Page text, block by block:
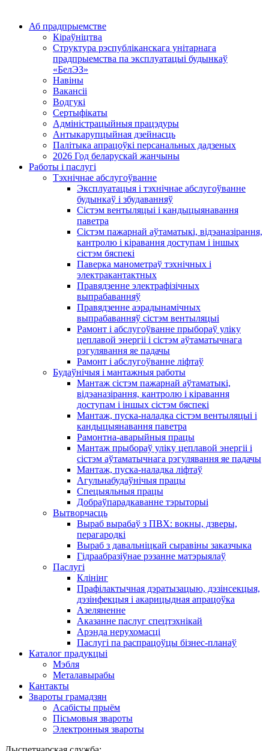
Аб прадпрыемстве
Кіраўніцтва
Структура рэспубліканскага унітарнага
прадпрыемства па эксплуатацыі будынкаў
«БелЭЗ»
Навіны
Вакансіі
Водгукі
Сертыфікаты
Адміністрацыйныя працэдуры
Антыкарупцыйная дзейнасць
Палітыка апрацоўкі персанальных дадзеных
2026 Год беларускай жанчыны
Работы і паслугі
Тэхнічнае абслугоўванне
Эксплуатацыя і тэхнічнае абслугоўванне
будынкаў і збудаванняў
Сістэм вентыляцыі і кандыцыянавання
паветра
Сістэм пажарнай аўтаматыкі, відэаназірання,
кантролю і кіравання доступам і іншых
сістэм бяспекі
Паверка манометраў тэхнічных і
электракантактных
Правядзенне электрафізічных
выпрабаванняў
Правядзенне аэрадынамічных
выпрабаванняў сістэм вентыляцыі
Рамонт і абслугоўванне прыбораў уліку
цеплавой энергіі і сістэм аўтаматычнага
рэгулявання яе падачы
Рамонт і абслугоўванне ліфтаў
Будаўнічыя і мантажныя работы
Мантаж сістэм пажарнай аўтаматыкі,
відэаназірання, кантролю і кіравання
доступам і іншых сістэм бяспекі
Мантаж, пуска-наладка сістэм вентыляцыі і
кандыцыянавання паветра
Рамонтна-аварыйныя працы
Мантаж прыбораў уліку цеплавой энергіі і
сістэм аўтаматычнага рэгулявання яе падачы
Мантаж, пуска-наладка ліфтаў
Агульнабудаўнічыя працы
Спецыяльныя працы
Добраўпарадкаванне тэрыторыі
Вытворчасць
Выраб вырабаў з ПВХ: вокны, дзверы,
перагародкі
Выраб з давальніцкай сыравіны заказчыка
Гідраабразіўнае рэзанне матэрыялаў
Паслугі
Клінінг
Прафілактычная дэратызацыю, дэзiнсекцыя,
дэзінфекцыя і акарицыдная апрацоўка
Азеляненне
Аказанне паслуг спецтэхнікай
Арэнда нерухомасці
Паслугі па распрацоўцы бізнес-планаў
Каталог прадукцыі
Мэбля
Металавырабы
Кантакты
Звароты грамадзян
Асабісты прыём
Пісьмовыя звароты
Электронныя звароты